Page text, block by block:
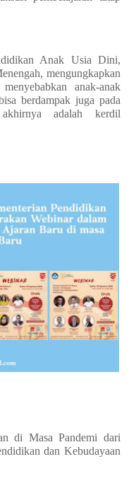
Anak Usia Dini,
mengungkapkan
anak-anak
berdampak juga pada
adalah kerdil
di Masa Pandemi dari
dan Kebudayaan